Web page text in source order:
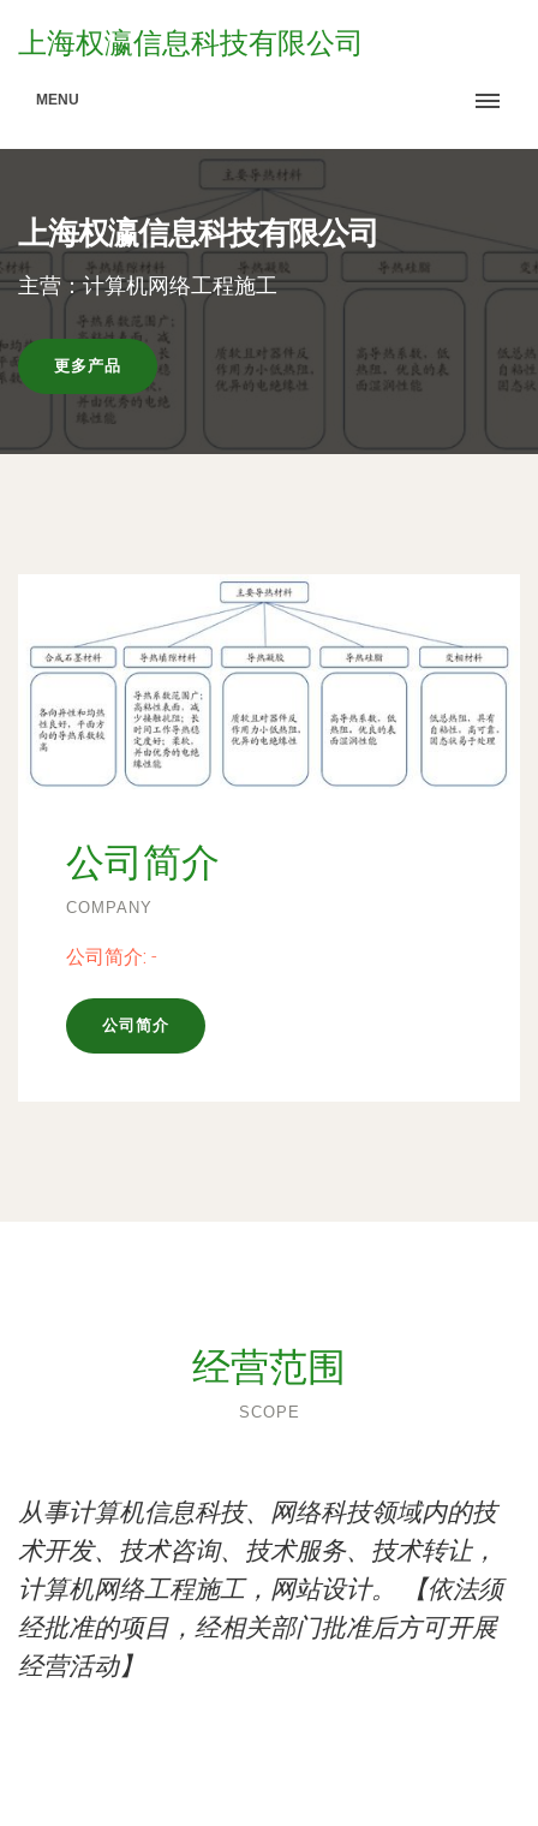
上海权瀛信息科技有限公司
MENU
上海权瀛信息科技有限公司
主营：计算机网络工程施工
更多产品
公司简介
COMPANY
公司简介: -
公司简介
经营范围
SCOPE
从事计算机信息科技、网络科技领域内的技
术开发、技术咨询、技术服务、技术转让，
计算机网络工程施工，网站设计。 【依法须
经批准的项目，经相关部门批准后方可开展
经营活动】